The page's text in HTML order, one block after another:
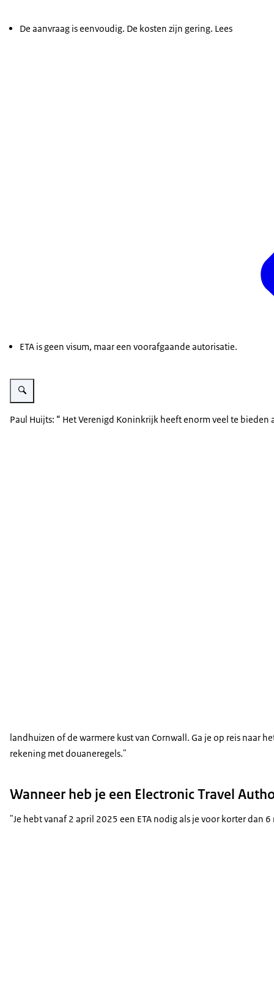
De aanvraag is eenvoudig. De kosten zijn gering. Lees
ETA is geen visum, maar een voorafgaande autorisatie.
Vergroot afbeelding Dutch ambassador in London Paul Huijts
Paul Huijts: “ Het Verenigd Koninkrijk heeft enorm veel te
landhuizen of de warmere kust van Cornwall. Ga je op reis naar
rekening met douaneregels."
Wanneer heb je een Electronic Travel
"Je hebt vanaf 2 april 2025 een ETA nodig als je voor korter